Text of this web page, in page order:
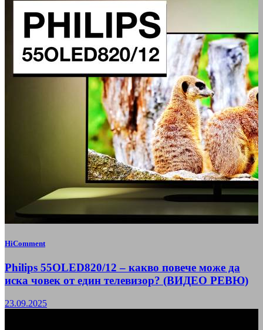
HiComment
Philips 55OLED820/12 – какво повече може да
иска човек от един телевизор? (ВИДЕО РЕВЮ)
23.09.2025